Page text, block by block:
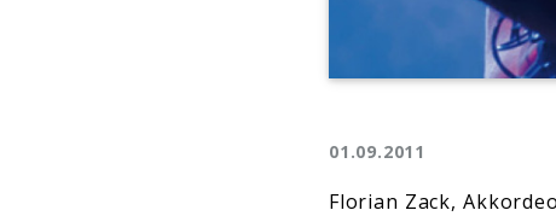
01.09.2011
Florian Zack,